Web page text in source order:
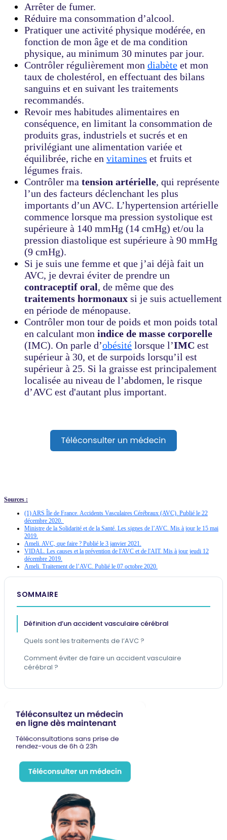
Arrêter de fumer.
Réduire ma consommation d’alcool.
Pratiquer une activité physique modérée, en
fonction de mon âge et de ma condition
physique, au minimum 30 minutes par jour.
Contrôler régulièrement mon diabète et mon
taux de cholestérol, en effectuant des bilans
sanguins et en suivant les traitements
recommandés.
Revoir mes habitudes alimentaires en
conséquence, en limitant la consommation de
produits gras, industriels et sucrés et en
privilégiant une alimentation variée et
équilibrée, riche en vitamines et fruits et
légumes frais.
Contrôler ma tension artérielle, qui représente
l’un des facteurs déclenchant les plus
importants d’un AVC. L’hypertension artérielle
commence lorsque ma pression systolique est
supérieure à 140 mmHg (14 cmHg) et/ou la
pression diastolique est supérieure à 90 mmHg
(9 cmHg).
Si je suis une femme et que j’ai déjà fait un
AVC, je devrai éviter de prendre un
contraceptif oral, de même que des
traitements hormonaux si je suis actuellement
en période de ménopause.
Contrôler mon tour de poids et mon poids total
en calculant mon indice de masse corporelle
(IMC). On parle d’obésité lorsque l’IMC est
supérieur à 30, et de surpoids lorsqu’il est
supérieur à 25. Si la graisse est principalement
localisée au niveau de l’abdomen, le risque
d’AVC est d'autant plus important.
Sources :
(1) ARS Île de France. Accidents Vasculaires Cérébraux (AVC). Publié le 22
décembre 2020.
Ministre de la Solidarité et de la Santé. Les signes de l’AVC. Mis à jour le 15 mai
2019.
Ameli. AVC, que faire ? Publié le 3 janvier 2021.
VIDAL. Les causes et la prévention de l'AVC et de l'AIT. Mis à jour jeudi 12
décembre 2019.
Ameli. Traitement de l’AVC. Publié le 07 octobre 2020.
SOMMAIRE
Définition d’un accident vasculaire cérébral
Quels sont les traitements de l’AVC ?
Comment éviter de faire un accident vasculaire
cérébral ?